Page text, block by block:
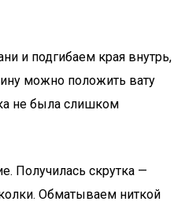
и подгибаем края внутрь,
можно положить вату
не была слишком
Получилась скрутка —
Обматываем ниткой